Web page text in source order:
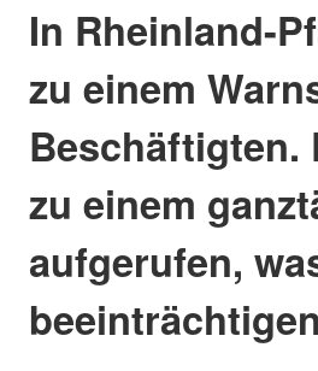
In Rheinland-
zu einem
Beschäftigten.
zu einem
aufgerufen,